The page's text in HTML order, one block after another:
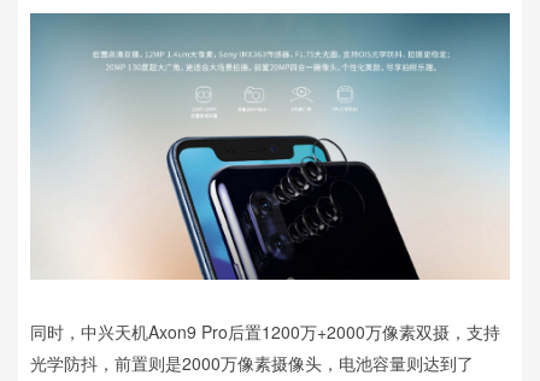
同时，中兴天机Axon9 Pro后置1200万+2000万像素双摄，支持
光学防抖，前置则是2000万像素摄像头，电池容量则达到了